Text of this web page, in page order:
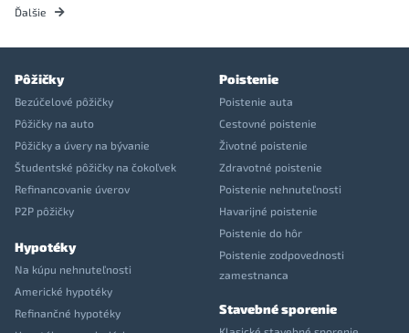
Ďalšie
Pôžičky
Bezúčelové pôžičky
Pôžičky na auto
Pôžičky a úvery na bývanie
Študentské pôžičky na čokoľvek
Refinancovanie úverov
P2P pôžičky
Hypotéky
Na kúpu nehnuteľnosti
Americké hypotéky
Refinančné hypotéky
Poistenie
Poistenie auta
Cestovné poistenie
Životné poistenie
Zdravotné poistenie
Poistenie nehnuteľnosti
Havarijné poistenie
Poistenie do hôr
Poistenie zodpovednosti
zamestnanca
Stavebné sporenie